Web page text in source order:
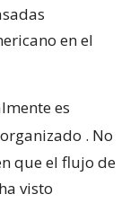
en el
es
. No
que el flujo de
visto